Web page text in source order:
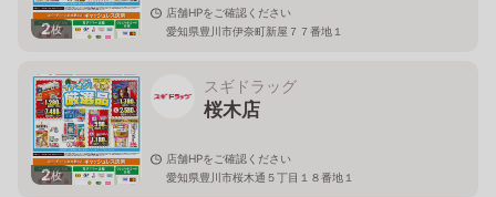
2枚
店舗HPをご確認ください
愛知県豊川市伊奈町新屋７７番地１
2枚
スギドラッグ
桜木店
店舗HPをご確認ください
愛知県豊川市桜木通５丁目１８番地１